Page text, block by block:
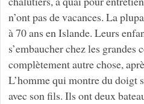
n’ont pas de vacances. La
à 70 ans en Islande. Leurs
s’embaucher chez les grandes
complètement autre chose,
L’homme qui montre du doigt
avec son fils. Ils ont deux